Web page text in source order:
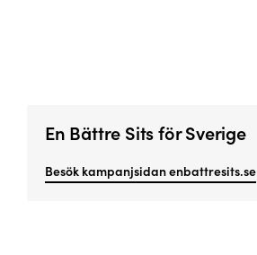
En Bättre Sits för Sverige
Besök kampanjsidan enbattresits.se